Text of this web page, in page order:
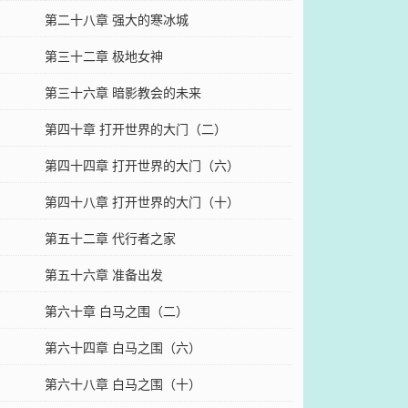
第二十八章 强大的寒冰城
第三十二章 极地女神
第三十六章 暗影教会的未来
第四十章 打开世界的大门（二）
第四十四章 打开世界的大门（六）
第四十八章 打开世界的大门（十）
第五十二章 代行者之家
第五十六章 准备出发
第六十章 白马之围（二）
第六十四章 白马之围（六）
第六十八章 白马之围（十）